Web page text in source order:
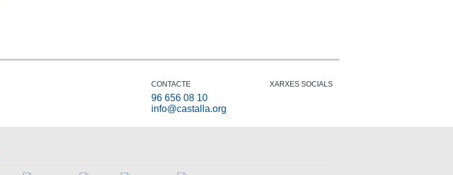
CONTACTE
96 656 08 10
info@castalla.org
XARXES SOCIALS